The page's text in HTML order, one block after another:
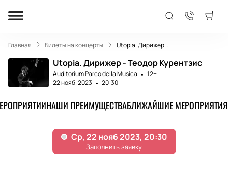
Главная Билеты на концерты Utopia. Дирижер ...
Utopia. Дирижер - Теодор Курентзис
Auditorium Parco della Musica
12+
22 нояб. 2023
20:30
НАШИ ПРЕИМУЩЕСТВАБЛИЖАЙШИЕ МЕРОПРИЯТИЯ